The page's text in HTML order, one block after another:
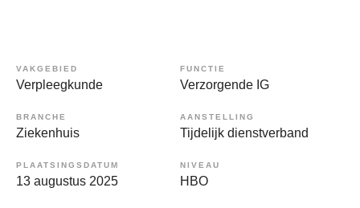
VAKGEBIED
Verpleegkunde
FUNCTIE
Verzorgende IG
BRANCHE
Ziekenhuis
AANSTELLING
Tijdelijk dienstverband
PLAATSINGSDATUM
13 augustus 2025
NIVEAU
HBO